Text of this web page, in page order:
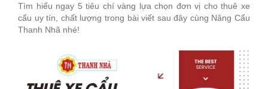
Tìm hiểu ngay 5 tiêu chí vàng lựa chọn đơn vị cho thuê xe
cẩu uy tín, chất lượng trong bài viết sau đây cùng Nâng Cẩu
Thanh Nhã nhé!